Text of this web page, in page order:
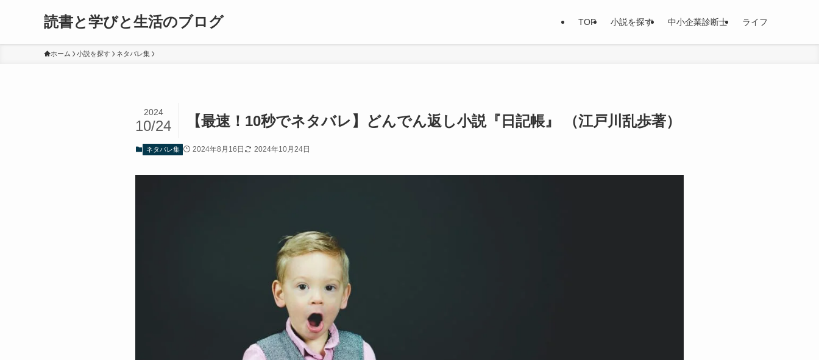
読書と学びと生活のブログ TOP 小説を探す 中小企業診断士 ライフ
ホーム 小説を探す ネタバレ集
【最速！10秒でネタバレ】どんでん返し小説『日記帳』 （江戸川乱歩著）
2024
10/24
ネタバレ集 2024年8月16日 2024年10月24日